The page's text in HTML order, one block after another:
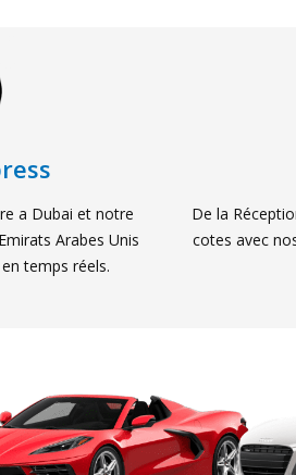
a Dubai et notre
Arabes Unis
temps réels.
De la
cotes avec